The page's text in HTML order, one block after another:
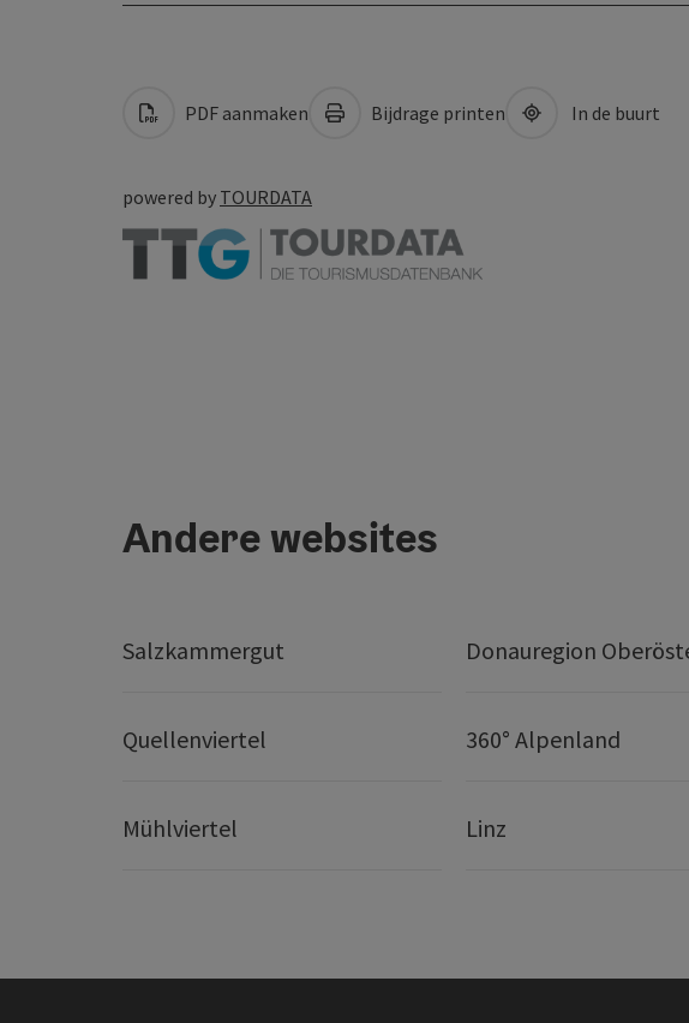
PDF aanmaken Bijdrage printen In de buurt
powered by TOURDATA
Andere websites
Salzkammergut Donauregion
Quellenviertel 360° Alpenland
Mühlviertel Linz